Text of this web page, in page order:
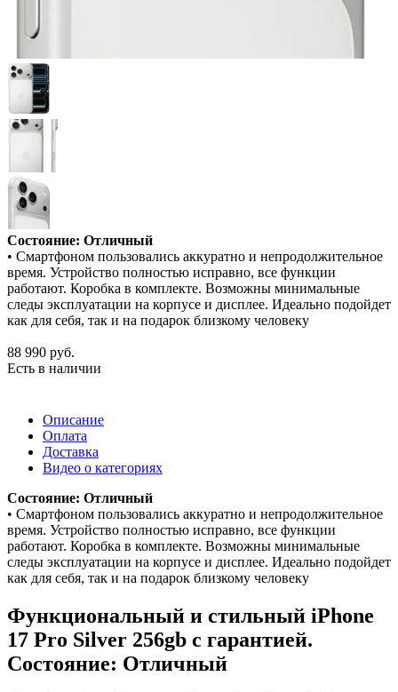
Состояние: Отличный
• Смартфоном пользовались аккуратно и непродолжительное
время. Устройство полностью исправно, все функции
работают. Коробка в комплекте. Возможны минимальные
следы эксплуатации на корпусе и дисплее. Идеально подойдет
как для себя, так и на подарок близкому человеку
88 990 руб.
Есть в наличии
Описание
Оплата
Доставка
Видео о категориях
Состояние: Отличный
• Смартфоном пользовались аккуратно и непродолжительное
время. Устройство полностью исправно, все функции
работают. Коробка в комплекте. Возможны минимальные
следы эксплуатации на корпусе и дисплее. Идеально подойдет
как для себя, так и на подарок близкому человеку
Функциональный и стильный iPhone
17 Pro Silver 256gb с гарантией.
Состояние: Отличный